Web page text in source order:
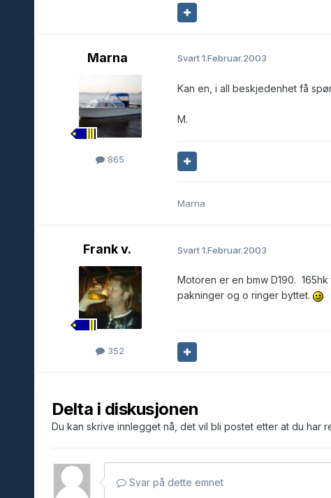
Marna
865
Svart1.Februar.2003
Kan en, i all beskjedenhet få
M.
Marna
Frank v.
352
Svart1.Februar.2003
Motoren er en bmw D190.
pakninger og o ringer byttet.
Delta i diskusjonen
Du kan skrive innlegget nå, det vil bli postet etter at du har
Svar på dette emnet